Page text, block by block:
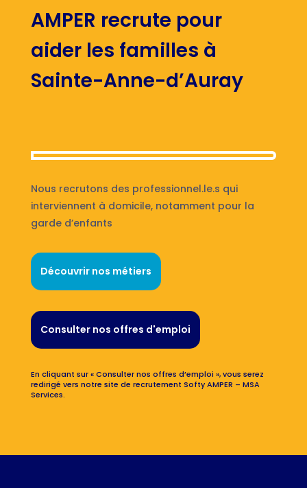
AMPER recrute pour
aider les familles à
Sainte-Anne-d’Auray
Nous recrutons des professionnel.le.s qui
interviennent à domicile, notamment pour la
garde d’enfants
Découvrir nos métiers
Consulter nos offres d'emploi
En cliquant sur « Consulter nos offres d’emploi », vous serez
redirigé vers notre site de recrutement Softy AMPER – MSA
Services.